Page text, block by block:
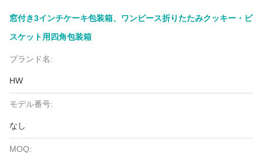
窓付き3インチケーキ包装箱、ワンピース折りたたみクッキー・ビ
スケット用四角包装箱
ブランド名:
HW
モデル番号:
なし
MOQ: